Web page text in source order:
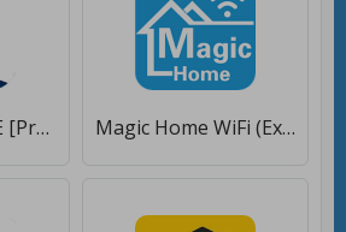
ECOVACS HOME [Premium] Magic Home WiFi (Expired, Use Magic Home Pro) [Без рекламы]